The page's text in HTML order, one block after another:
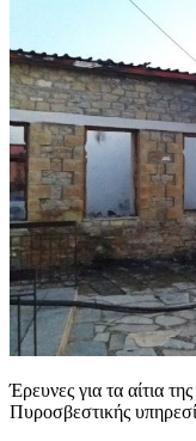
Έρευνες για τα αίτια
Πυροσβεστικής